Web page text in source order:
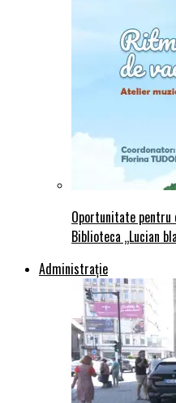
Oportunitate
Biblioteca „Lucian
Administraţie